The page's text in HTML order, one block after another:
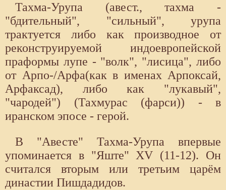
Тахма-Урупа (авест., тахма -
"бдительный", "сильный", урупа
трактуется либо как производное от
реконструируемой индоевропейской
праформы лупе - "волк", "лисица", либо
от Арпо-/Арфа(как в именах Арпоксай,
Арфаксад), либо как "лукавый",
"чародей") (Тахмурас (фарси)) - в
иранском эпосе - герой.
В "Авесте" Тахма-Урупа впервые
упоминается в "Яште" XV (11-12). Он
считался вторым или третьим царём
династии Пишдадидов.